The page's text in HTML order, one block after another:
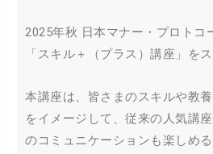
2025年秋 日本マナー・プロトコ
「スキル＋（プラス）講座」を
本講座は、皆さまのスキルや教
をイメージして、従来の人気講
のコミュニケーションも楽しめ